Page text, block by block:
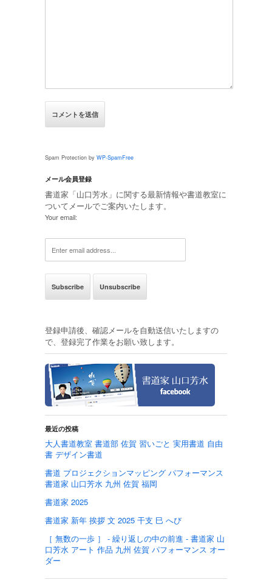
Spam Protection by WP-SpamFree
メール会員登録
書道家「山口芳水」に関する最新情報や書道教室に
ついてメールでご案内いたします。
Your email:
登録申請後、確認メールを自動送信いたしますの
で、登録完了作業をお願い致します。
最近の投稿
大人書道教室 書道部 佐賀 習いごと 実用書道 自由
書 デザイン書道
書道 プロジェクションマッピング パフォーマンス
書道家 山口芳水 九州 佐賀 福岡
書道家 2025
書道家 新年 挨拶 文 2025 干支 巳 へび
［ 無数の一歩 ］ - 繰り返しの中の前進 - 書道家 山
口芳水 アート 作品 九州 佐賀 パフォーマンス オー
ダー